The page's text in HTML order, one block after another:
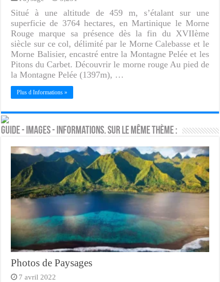
Situé à une altitude de 459 m, s’étalant sur une
superficie de 3764 hectares, en Martinique le Morne
Rouge marque sa présence dès la fin du XVIIème
siècle sur ce col, délimité par le Morne Calebasse et le
Morne Balisier, encastré entre la Montagne Pelée et les
Pitons du Carbet. Découvrir le morne rouge Au pied de
la Montagne Pelée (1397m), …
Plus d Informations »
Guide - Images - Informations. Sur le même thème :
Photos de Paysages
7 avril 2022